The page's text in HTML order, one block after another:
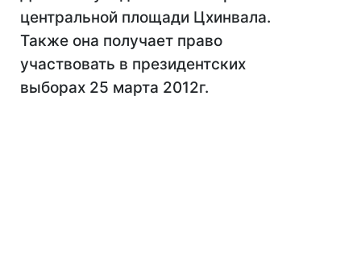
центральной площади Цхинвала.
Также она получает право
участвовать в президентских
выборах 25 марта 2012г.